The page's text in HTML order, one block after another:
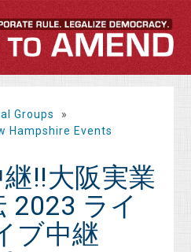
Groups
»
Hampshire Events
!!大阪実業
2023 ライ
ブ中継